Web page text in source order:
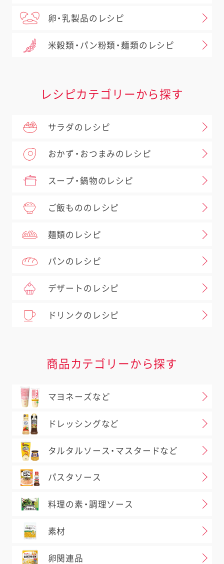
卵・乳製品のレシピ
米穀類・パン粉類・麺類のレシピ
レシピカテゴリーから探す
サラダのレシピ
おかず・おつまみのレシピ
スープ・鍋物のレシピ
ご飯もののレシピ
麺類のレシピ
パンのレシピ
デザートのレシピ
ドリンクのレシピ
商品カテゴリーから探す
マヨネーズなど
ドレッシングなど
タルタルソース・マスタードなど
パスタソース
料理の素・調理ソース
素材
卵関連品